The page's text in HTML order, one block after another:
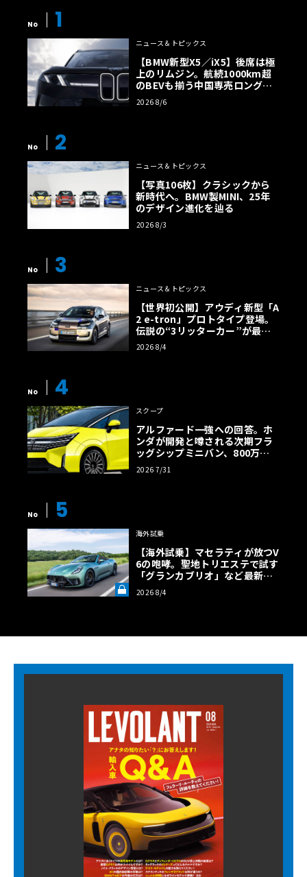
No 1
ニュース＆トピックス
【BMW新型X5／iX5】後席は極
上のリムジン。航続1000km超
のBEVも揃う中国専売ロング仕
様の全貌
2026 8/6
No 2
ニュース＆トピックス
【写真106枚】クラシックから
新時代へ。BMW製MINI、25年
のデザイン進化を辿る
2026 8/3
No 3
ニュース＆トピックス
【世界初公開】アウディ新型「A
2 e-tron」プロトタイプ登場。
伝説の“3リッターカー”が最高
効率エントリーBEVとして復活
【画像38枚】
2026 8/4
No 4
スクープ
アルファード一強への回答。ホ
ンダが開発と噂される次期フラ
ッグシップミニバン、800万円
超の勝算【予想CG】
2026 7/31
No 5
海外試乗
【海外試乗】マセラティが放つV
6の咆哮。聖地トリエステで試す
「グランカブリオ」など最新ト
ロフェオ3台の官能評価《LE VO
LANT LAB》
2026 8/4